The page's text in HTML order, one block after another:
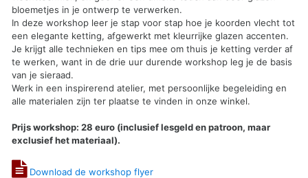
bloemetjes in je ontwerp te verwerken.
In deze workshop leer je stap voor stap hoe je koorden vlecht tot
een elegante ketting, afgewerkt met kleurrijke glazen accenten.
Je krijgt alle technieken en tips mee om thuis je ketting verder af
te werken, want in de drie uur durende workshop leg je de basis
van je sieraad.
Werk in een inspirerend atelier, met persoonlijke begeleiding en
alle materialen zijn ter plaatse te vinden in onze winkel.
Prijs workshop: 28 euro (inclusief lesgeld en patroon, maar
exclusief het materiaal).
Download de workshop flyer